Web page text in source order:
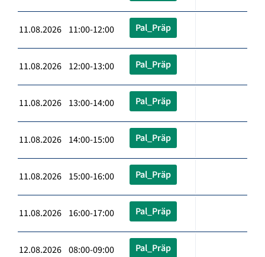
11.08.2026 11:00-12:00 Pal_Präp
11.08.2026 12:00-13:00 Pal_Präp
11.08.2026 13:00-14:00 Pal_Präp
11.08.2026 14:00-15:00 Pal_Präp
11.08.2026 15:00-16:00 Pal_Präp
11.08.2026 16:00-17:00 Pal_Präp
12.08.2026 08:00-09:00 Pal_Präp